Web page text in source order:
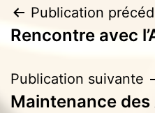
Navigation
de
l’article
Publication
Rencontre avec
Publication suivante
Maintenance des